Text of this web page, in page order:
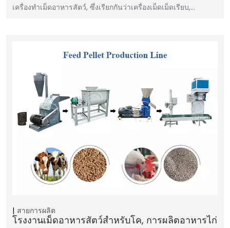
เครื่องทำเม็ดอาหารสัตว์, ซึ่งเรียกกันว่าเครื่องเม็ดเม็ดเรียบ,…
สายการผลิต
โรงงานเม็ดอาหารสัตว์สำหรับโค, การผลิตอาหารไก่